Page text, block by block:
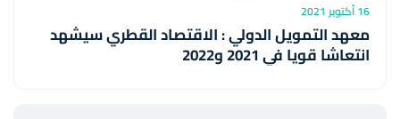
16 أكتوبر 2021
معهد التمويل الدولي : الاقتصاد القطري سيشهد
انتعاشا قويا في 2021 و2022